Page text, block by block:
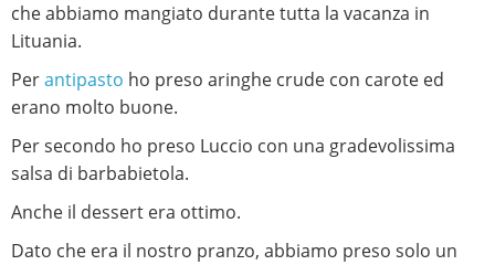
che abbiamo mangiato durante tutta la vacanza in
Lituania.
Perantipasto ho preso aringhe crude con carote ed
erano molto buone.
Per secondo ho preso Luccio con una gradevolissima
salsa di barbabietola.
Anche il dessert era ottimo.
Dato che era il nostro pranzo, abbiamo preso solo un